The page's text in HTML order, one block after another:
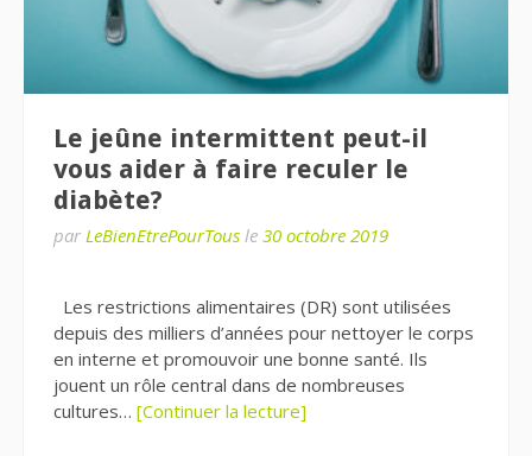
Le jeûne intermittent peut-il
vous aider à faire reculer le
diabète?
par LeBienEtrePourTous le 30 octobre 2019
Les restrictions alimentaires (DR) sont utilisées
depuis des milliers d’années pour nettoyer le corps
en interne et promouvoir une bonne santé. Ils
jouent un rôle central dans de nombreuses
cultures… [Continuer la lecture]